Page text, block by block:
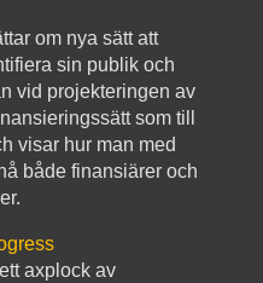
om nya sätt att
sin publik och
vid projekteringen av
som till
visar hur man med
både finansiärer och
axplock av